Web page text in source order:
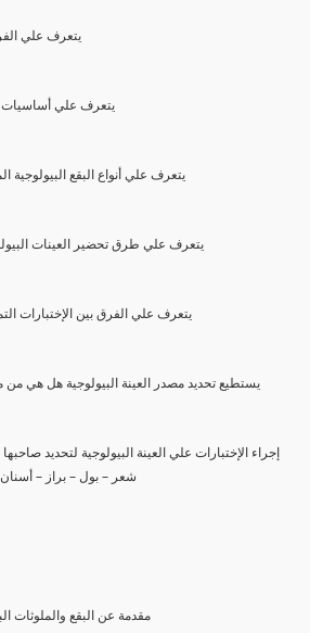
(1) يتعرف علي
(2) يتعرف علي
(3) يتعرف علي أنواع البقع
(4) يتعرف علي طرق تحضير العينات
(5) يتعرف علي الفرق بين الإختبارات
(6) يستطيع تحديد مصدر العينة البيولوجية هل هي
شعر – بول – براز –
1- مقدمة عن البقع